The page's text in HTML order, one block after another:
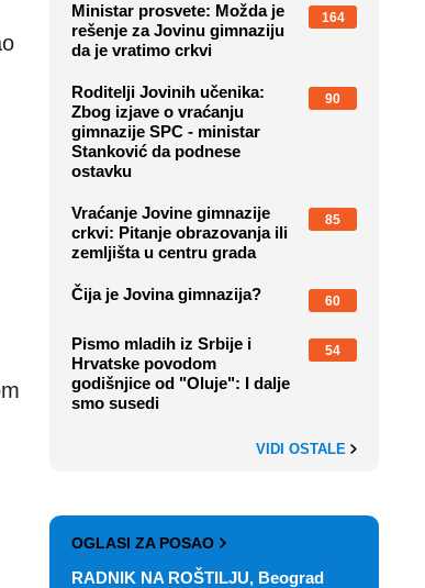
Ministar prosvete: Možda je
rešenje za Jovinu gimnaziju
da je vratimo crkvi
164
Roditelji Jovinih učenika:
Zbog izjave o vraćanju
gimnazije SPC - ministar
Stanković da podnese
ostavku
90
Vraćanje Jovine gimnazije
crkvi: Pitanje obrazovanja ili
zemljišta u centru grada
85
Čija je Jovina gimnazija? 60
Pismo mladih iz Srbije i
Hrvatske povodom
godišnjice od "Oluje": I dalje
smo susedi
54
VIDI OSTALE
OGLASI ZA POSAO
RADNIK NA ROŠTILJU, Beograd